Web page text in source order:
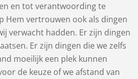
en tot verantwoording te
Hem vertrouwen ook als dingen
verwacht hadden. Er zijn dingen
Er zijn dingen die we zelfs
moeilijk een plek kunnen
de keuze of we afstand van